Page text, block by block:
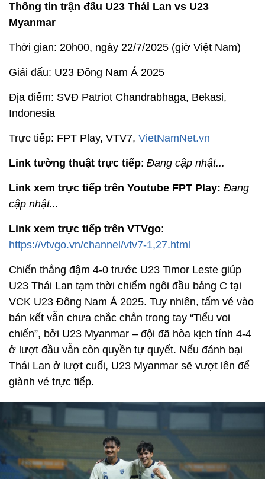
Thông tin trận đấu U23 Thái Lan vs U23
Myanmar
Thời gian: 20h00, ngày 22/7/2025 (giờ Việt Nam)
Giải đấu: U23 Đông Nam Á 2025
Địa điểm: SVĐ Patriot Chandrabhaga, Bekasi,
Indonesia
Trực tiếp: FPT Play, VTV7, VietNamNet.vn
Link tường thuật trực tiếp: Đang cập nhật...
Link xem trực tiếp trên Youtube FPT Play: Đang
cập nhật...
Link xem trực tiếp trên VTVgo:
https://vtvgo.vn/channel/vtv7-1,27.html
Chiến thắng đậm 4-0 trước U23 Timor Leste giúp
U23 Thái Lan tạm thời chiếm ngôi đầu bảng C tại
VCK U23 Đông Nam Á 2025. Tuy nhiên, tấm vé vào
bán kết vẫn chưa chắc chắn trong tay “Tiểu voi
chiến”, bởi U23 Myanmar – đội đã hòa kịch tính 4-4
ở lượt đầu vẫn còn quyền tự quyết. Nếu đánh bại
Thái Lan ở lượt cuối, U23 Myanmar sẽ vượt lên để
giành vé trực tiếp.